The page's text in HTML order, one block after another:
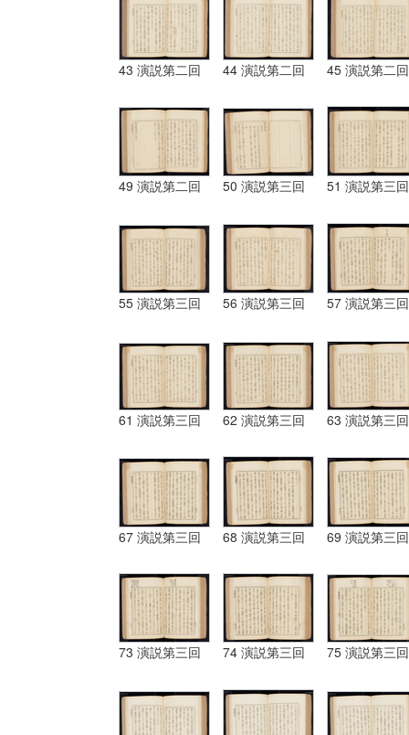
43 演説第二回 44 演説第二回 45 演説第二回
49 演説第二回 50 演説第三回 51 演説第三回
55 演説第三回 56 演説第三回 57 演説第三回
61 演説第三回 62 演説第三回 63 演説第三回
67 演説第三回 68 演説第三回 69 演説第三回
73 演説第三回 74 演説第三回 75 演説第三回